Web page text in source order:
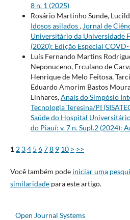
8 n. 1 (2025)
Rosário Martinho Sunde,
Idosos asilados, Jornal de
Universitário da Universidade
(2020): Edição Especial
Luís Fernando Martins
Neponuceno, Erculano de
Henrique de Melo Feitosa,
Eduardo Amorim Bastos
Linhares,Anais do Simpósio
Tecnologia Teresina/PI
Saúde do Hospital
do Piauí: v. 7 n. Supl.2 (2024):
1 2 34 5 678 9 10 > >>
Você também pode iniciar uma
similaridadepara este artigo.
Open Journal Systems